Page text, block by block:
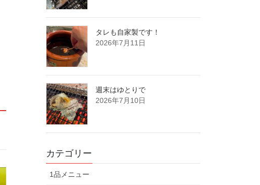
タレも自家製です！
2026年7月11日
週末はゆとりで
2026年7月10日
カテゴリー
1品メニュー